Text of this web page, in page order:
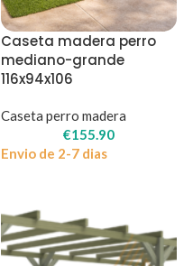
Caseta madera perro
mediano-grande
116x94x106
Caseta perro madera
€155.90
Envio de 2-7 dias